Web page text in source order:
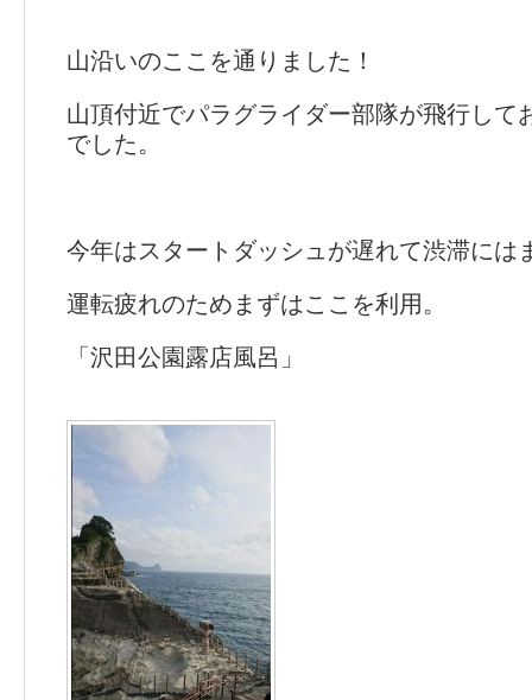
山沿いのここを通りました！
山頂付近でパラグライダー部隊が飛行して
でした。
今年はスタートダッシュが遅れて渋滞には
運転疲れのためまずはここを利用。
「沢田公園露店風呂」